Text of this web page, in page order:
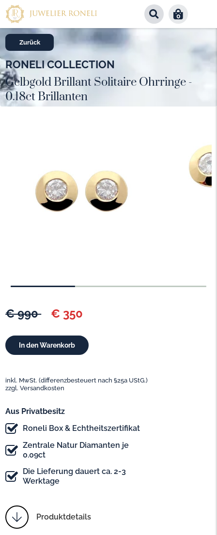
0
Zurück
€ 990 € 350
inkl. MwSt. (differenzbesteuert nach §25a UStG.)
zzgl. Versandkosten
Aus Privatbesitz
Roneli Box & Echtheitszertifikat
Zentrale Natur Diamanten je
0.09ct
Die Lieferung dauert ca. 2-3
Werktage
Produktdetails
RONELI COLLECTION
Gelbgold Brillant Solitaire Ohrringe -
0.18ct Brillanten